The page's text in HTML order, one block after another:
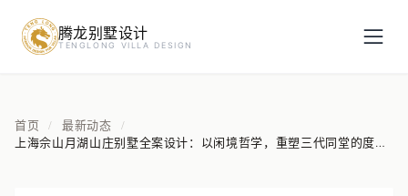
腾龙别墅设计
TENGLONG VILLA DESIGN
首页 / 最新动态 /
上海佘山月湖山庄别墅全案设计：以闲境哲学，重塑三代同堂的度假
预约设计咨询